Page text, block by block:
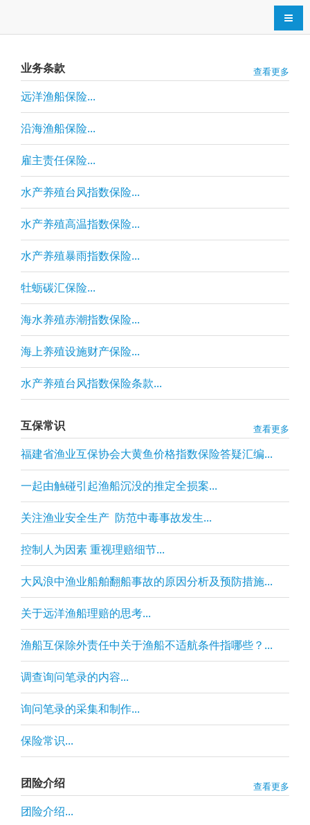
导航
业务条款 查看更多
远洋渔船保险...
沿海渔船保险...
雇主责任保险...
水产养殖台风指数保险...
水产养殖高温指数保险...
水产养殖暴雨指数保险...
牡蛎碳汇保险...
海水养殖赤潮指数保险...
海上养殖设施财产保险...
水产养殖台风指数保险条款...
互保常识 查看更多
福建省渔业互保协会大黄鱼价格指数保险答疑汇编...
一起由触碰引起渔船沉没的推定全损案...
关注渔业安全生产 防范中毒事故发生...
控制人为因素 重视理赔细节...
大风浪中渔业船舶翻船事故的原因分析及预防措施...
关于远洋渔船理赔的思考...
渔船互保除外责任中关于渔船不适航条件指哪些？...
调查询问笔录的内容...
询问笔录的采集和制作...
保险常识...
团险介绍 查看更多
团险介绍...